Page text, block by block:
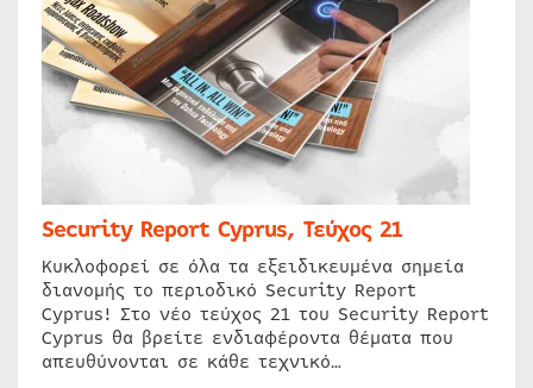
Security Report Cyprus, Τεύχος 21
Κυκλοφορεί σε όλα τα εξειδικευμένα σημεία
διανομής το περιοδικό Security Report
Cyprus! Στο νέο τεύχος 21 του Security Report
Cyprus θα βρείτε ενδιαφέροντα θέματα που
απευθύνονται σε κάθε τεχνικό…